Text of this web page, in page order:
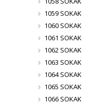
1059 SOKAK
1060 SOKAK
1061 SOKAK
1062 SOKAK
1063 SOKAK
1064 SOKAK
1065 SOKAK
1066 SOKAK